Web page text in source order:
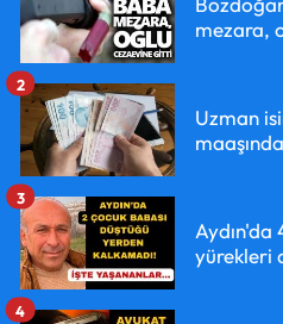
mezara,
Uzman
2
Aydın'da
yürekleri
3
4